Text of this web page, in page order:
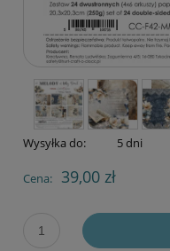
Wysyłka do: 5 dni
Cena: 39,00 zł